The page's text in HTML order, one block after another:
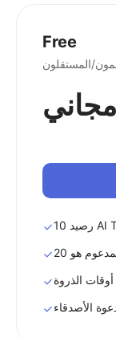
Free
المستقلون
مجاني
أوقات الذروة
الأصدقاء